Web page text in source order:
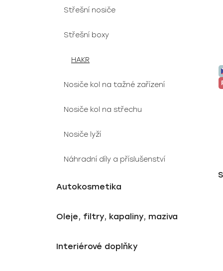
Střešní nosiče
Střešní boxy
HAKR
Nosiče kol na tažné zařízení
Nosiče kol na střechu
Nosiče lyží
Náhradní díly a příslušenství
Autokosmetika
Oleje, filtry, kapaliny, maziva
Interiérové doplňky